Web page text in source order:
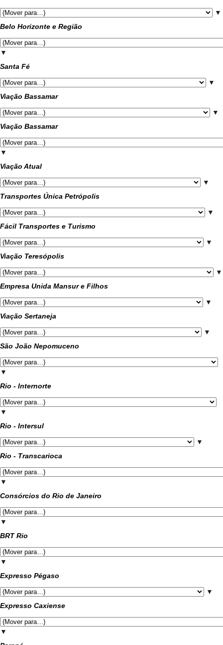
▼
Belo Horizonte e Região
▼
Santa Fé
▼
Viação Bassamar
▼
Viação Bassamar
▼
Viação Atual
▼
Transportes Única Petrópolis
▼
Fácil Transportes e Turismo
▼
Viação Teresópolis
▼
Empresa Unida Mansur e Filhos
▼
Viação Sertaneja
▼
São João Nepomuceno
▼
Rio - Internorte
▼
Rio - Intersul
▼
Rio - Transcarioca
▼
Consórcios do Rio de Janeiro
▼
BRT Rio
▼
Expresso Pégaso
▼
Expresso Caxiense
▼